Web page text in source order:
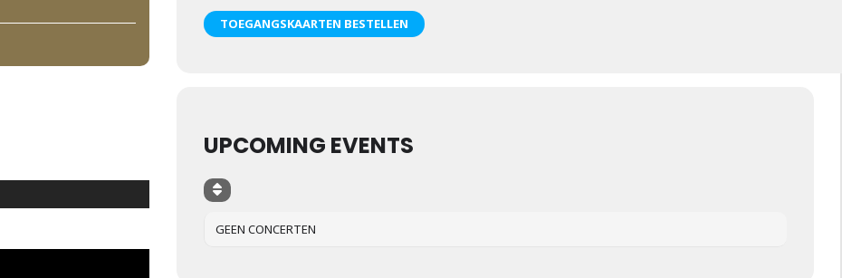
TOEGANGSKAARTEN BESTELLEN
UPCOMING EVENTS
GEEN CONCERTEN